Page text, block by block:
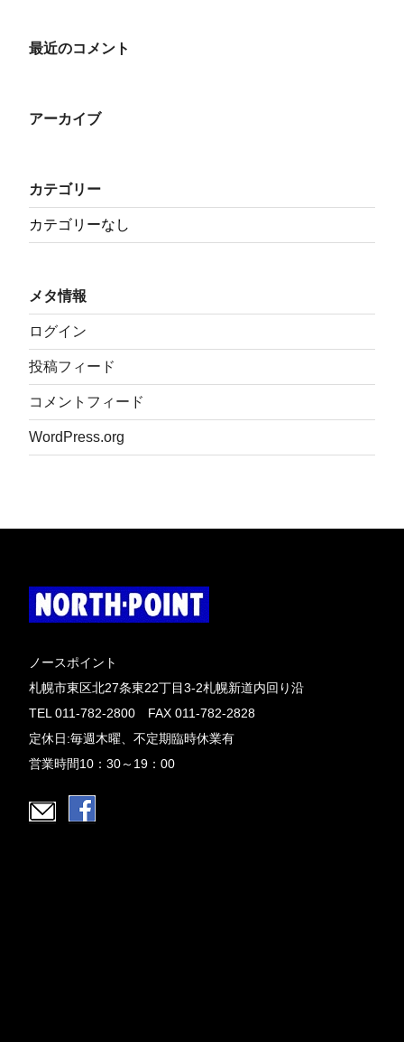
最近のコメント
アーカイブ
カテゴリー
カテゴリーなし
メタ情報
ログイン
投稿フィード
コメントフィード
WordPress.org
ノースポイント
札幌市東区北27条東22丁目3-2札幌新道内回り沿
TEL 011-782-2800 FAX 011-782-2828
定休日:毎週木曜、不定期臨時休業有
営業時間10：30～19：00